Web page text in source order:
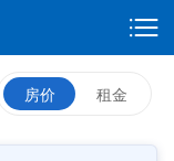
房价 租金